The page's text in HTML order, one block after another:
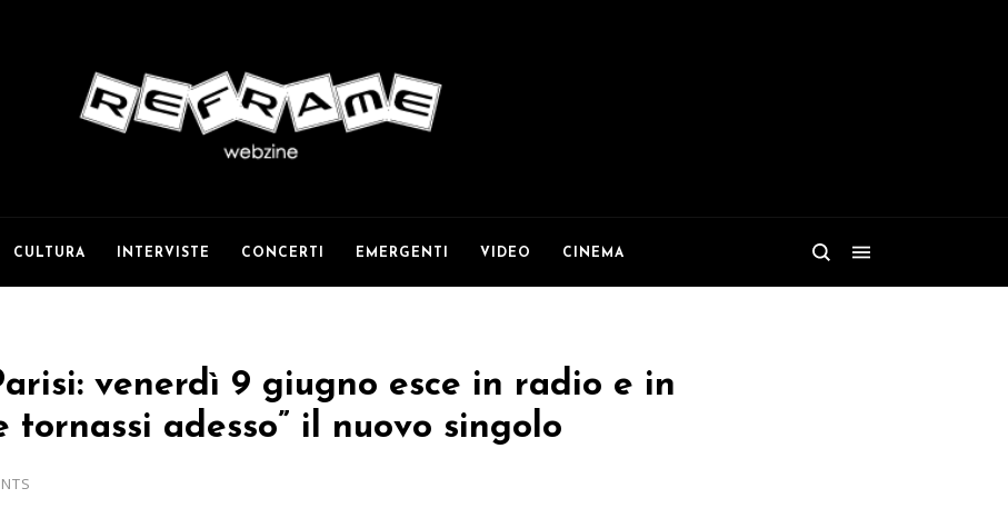
CULTURA INTERVISTE CONCERTI EMERGENTI VIDEO CINEMA
venerdì 9 giugno esce in radio e in
tornassi adesso” il nuovo singolo